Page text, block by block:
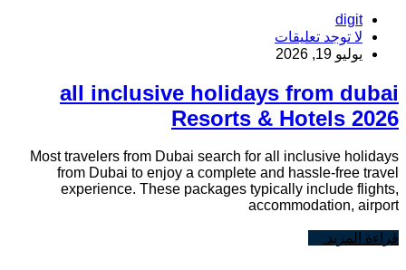
digit
لا توجد تعليقات
يوليو 19, 2026
all inclusive holidays from dubai
Resorts & Hotels 2026
Most travelers from Dubai search for all inclusive holidays
from Dubai to enjoy a complete and hassle-free travel
experience. These packages typically include flights,
accommodation, airport
قراءة المزيد